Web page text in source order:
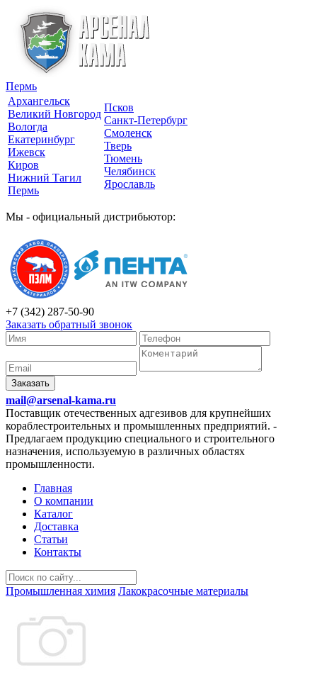
Пермь
Архангельск
Великий Новгород
Вологда
Екатеринбург
Ижевск
Киров
Нижний Тагил
Пермь
Псков
Санкт-Петербург
Смоленск
Тверь
Тюмень
Челябинск
Ярославль
Мы - официальный дистрибьютор:
+7 (342) 287-50-90
Заказать обратный звонок
Заказать
mail@arsenal-kama.ru
Поставщик отечественных адгезивов для крупнейших
кораблестроительных и промышленных предприятий. -
Предлагаем продукцию специального и строительного
назначения, используемую в различных областях
промышленности.
Главная
О компании
Каталог
Доставка
Статьи
Контакты
Промышленная химия Лакокрасочные материалы